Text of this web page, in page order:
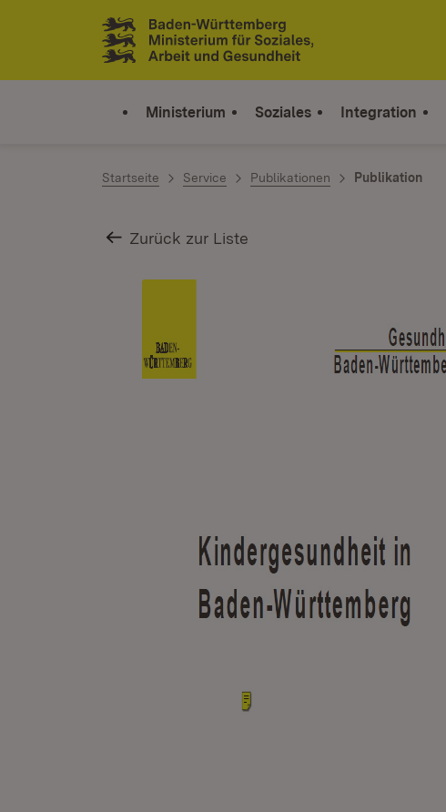
Zum Inhalt springen
Link zur Startseite
Ministerium Soziales Integration
Startseite Service Publikationen Publikation
Zurück zur Liste